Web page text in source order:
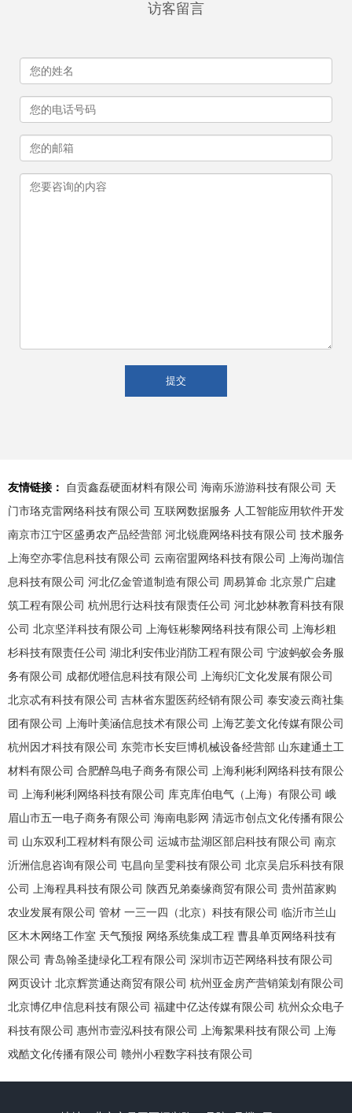
访客留言
友情链接： 自贡鑫磊硬面材料有限公司 海南乐游游科技有限公司 天
门市珞克雷网络科技有限公司 互联网数据服务 人工智能应用软件开发
南京市江宁区盛勇农产品经营部 河北锐鹿网络科技有限公司 技术服务
上海空亦零信息科技有限公司 云南宿盟网络科技有限公司
上海尚珈信
息科技有限公司 河北亿金管道制造有限公司 周易算命 北京景广启建
筑工程有限公司 杭州思行达科技有限责任公司 河北妙林教育科技有限
公司 北京坚洋科技有限公司 上海钰彬黎网络科技有限公司
上海杉粗
杉科技有限责任公司 湖北利安伟业消防工程有限公司 宁波蚂蚁会务服
务有限公司 成都优噔信息科技有限公司
上海织汇文化发展有限公司
北京忒有科技有限公司 吉林省东盟医药经销有限公司 泰安凌云商社集
团有限公司
上海叶美涵信息技术有限公司
上海艺姜文化传媒有限公司
杭州因才科技有限公司 东莞市长安巨博机械设备经营部 山东建通土工
材料有限公司 合肥醉鸟电子商务有限公司
上海利彬利网络科技有限公
司
上海利彬利网络科技有限公司 库克库伯电气（上海）有限公司 峨
眉山市五一电子商务有限公司 海南电影网 清远市创点文化传播有限公
司 山东双利工程材料有限公司 运城市盐湖区部启科技有限公司 南京
沂洲信息咨询有限公司 屯昌向呈雯科技有限公司 北京吴启乐科技有限
公司
上海程具科技有限公司 陕西兄弟秦缘商贸有限公司 贵州苗家购
农业发展有限公司 管材 一三一四（北京）科技有限公司 临沂市兰山
区木木网络工作室 天气预报 网络系统集成工程 曹县单页网络科技有
限公司 青岛翰圣捷绿化工程有限公司 深圳市迈芒网络科技有限公司
网页设计 北京辉赏通达商贸有限公司 杭州亚金房产营销策划有限公司
北京博亿申信息科技有限公司 福建中亿达传媒有限公司 杭州众众电子
科技有限公司 惠州市壹泓科技有限公司 上海絮果科技有限公司
上海
戏酷文化传播有限公司 赣州小程数字科技有限公司